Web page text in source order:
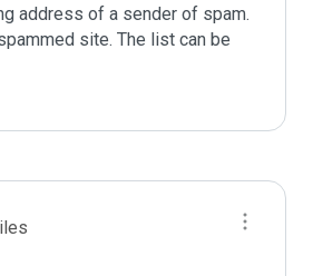
address of a sender of spam.
site. The list can be